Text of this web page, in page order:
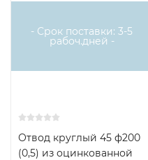
- Срок поставки: 3-5
рабоч.дней -
Отвод круглый 45 ф200
(0,5) из оцинкованной